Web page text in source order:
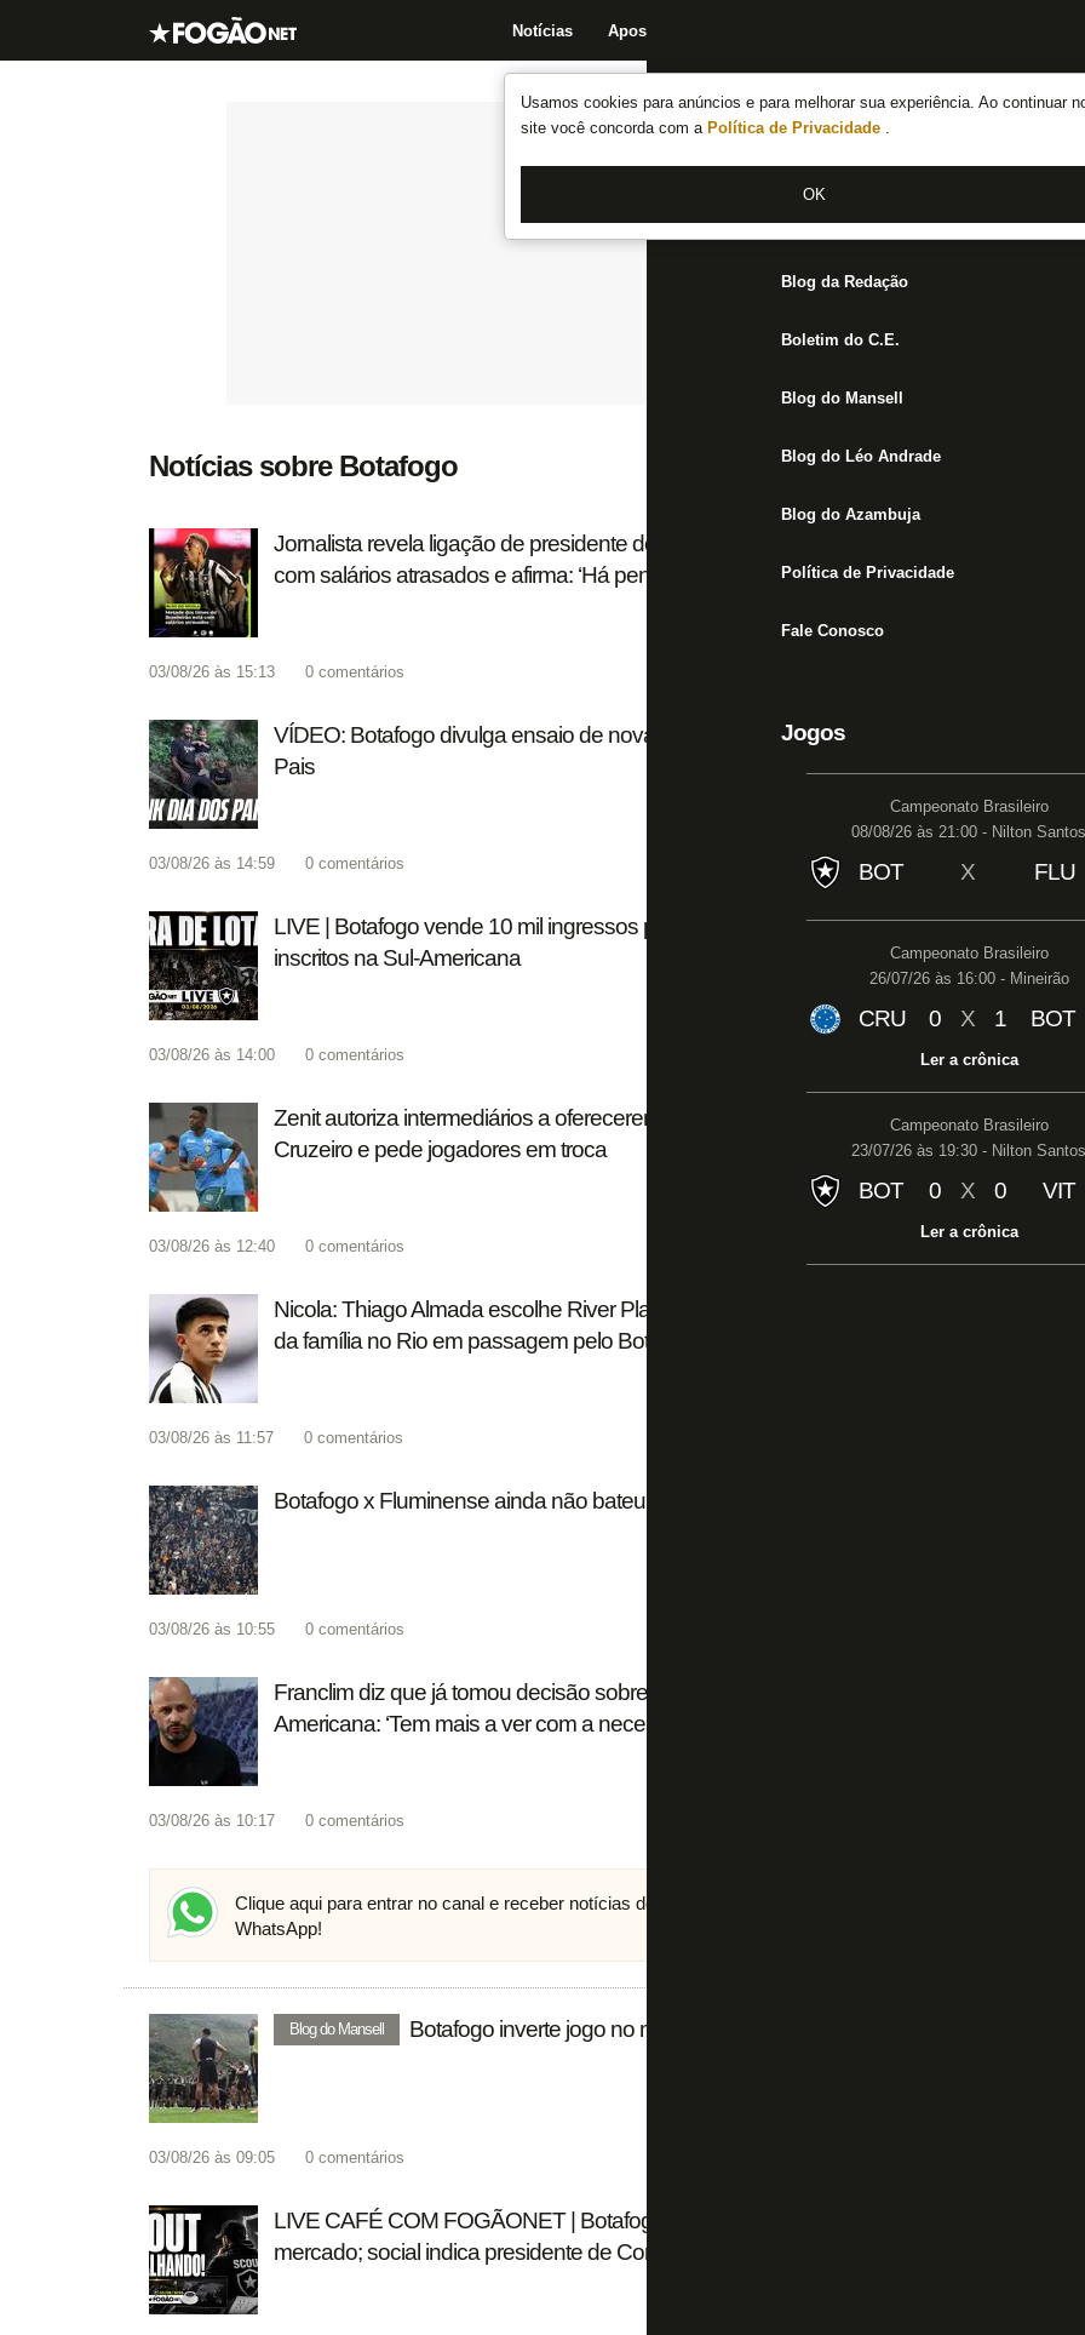
Usamos cookies para anúncios e para melhorar sua experiência. Ao continuar
site você concorda com a Política de Privacidade .
OK
Notícias Apostas
Notícias do Botafogo
Fórum
Jogos
Blog da Redação
Boletim do C.E.
Blog do Mansell
Blog do Léo Andrade
Blog do Azambuja
Política de Privacidade
Fale Conosco
Jogos
Campeonato Brasileiro
08/08/26 às 21:00 - Nilton Santos
BOT X FLU
Campeonato Brasileiro
26/07/26 às 16:00 - Mineirão
CRU 0 X 1 BOT
Ler a crônica
Campeonato Brasileiro
23/07/26 às 19:30 - Nilton Santos
BOT 0 X 0 VIT
Ler a crônica
Notícias sobre Botafogo
Jornalista revela ligação de presidente do Botafogo após matéria sobre clubes
com salários atrasados e afirma: ‘Há pendências com luvas’
03/08/26 às 15:13 0 comentários
VÍDEO: Botafogo divulga ensaio de nova coleção Reserva Ink para o Dia dos
Pais
03/08/26 às 14:59 0 comentários
LIVE | Botafogo vende 10 mil ingressos para clássico; Franclim já decidiu
inscritos na Sul-Americana
03/08/26 às 14:00 0 comentários
Zenit autoriza intermediários a oferecerem Luiz Henrique, ex-Botafogo, ao
Cruzeiro e pede jogadores em troca
03/08/26 às 12:40 0 comentários
Nicola: Thiago Almada escolhe River Plate em vez de Flamengo por ‘traumas’
da família no Rio em passagem pelo Botafogo
03/08/26 às 11:57 0 comentários
Botafogo x Fluminense ainda não bateu 10 mil ingressos vendidos
03/08/26 às 10:55 0 comentários
Franclim diz que já tomou decisão sobre cinco trocas do Botafogo na Sul-
Americana: ‘Tem mais a ver com a necessidade’
03/08/26 às 10:17 0 comentários
Clique aqui para entrar no canal e receber notícias do Botafogo no
WhatsApp!
Blog do Mansell Botafogo inverte jogo no mercado da bola e mostra face
03/08/26 às 09:05 0 comentários
LIVE CAFÉ COM FOGÃONET | Botafogo busca ponta e zagueiro no
mercado; social indica presidente de Conselho